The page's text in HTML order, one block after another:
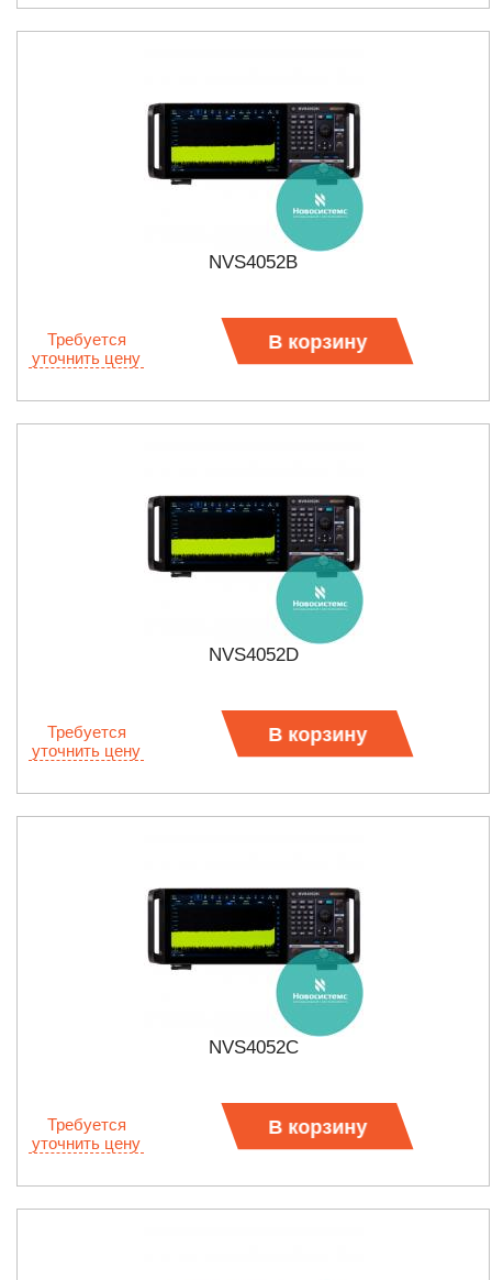
NVS4052B
Требуется
уточнить цену
В корзину
NVS4052D
Требуется
уточнить цену
В корзину
NVS4052C
Требуется
уточнить цену
В корзину